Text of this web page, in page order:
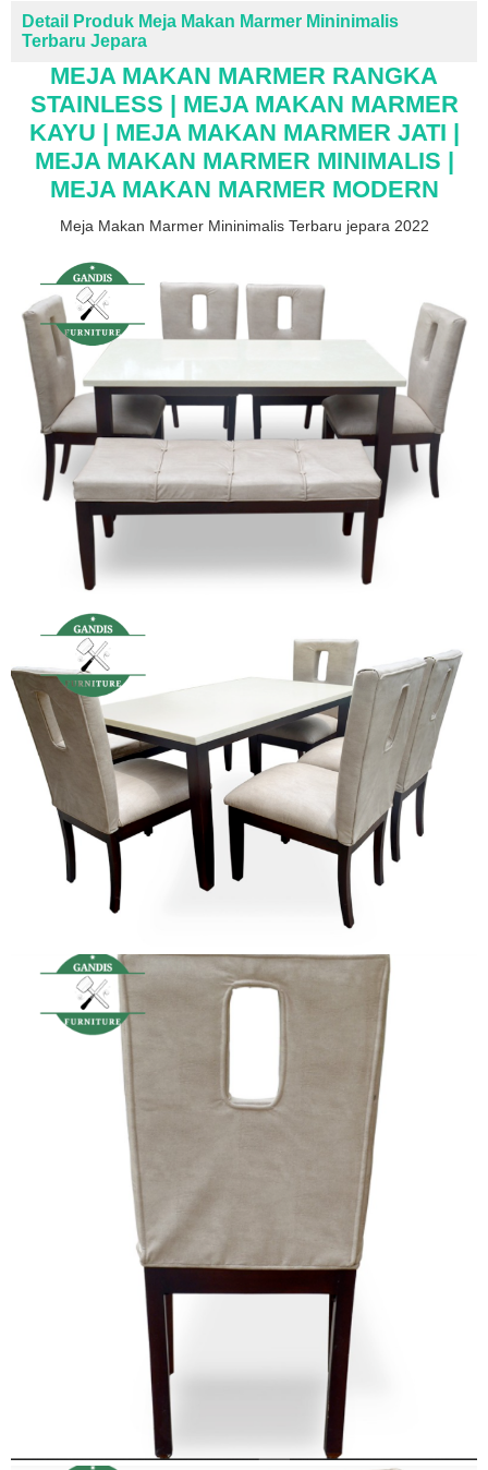
Detail Produk Meja Makan Marmer Mininimalis
Terbaru Jepara
MEJA MAKAN MARMER RANGKA
STAINLESS | MEJA MAKAN MARMER
KAYU | MEJA MAKAN MARMER JATI |
MEJA MAKAN MARMER MINIMALIS |
MEJA MAKAN MARMER MODERN
Meja Makan Marmer Mininimalis Terbaru jepara 2022